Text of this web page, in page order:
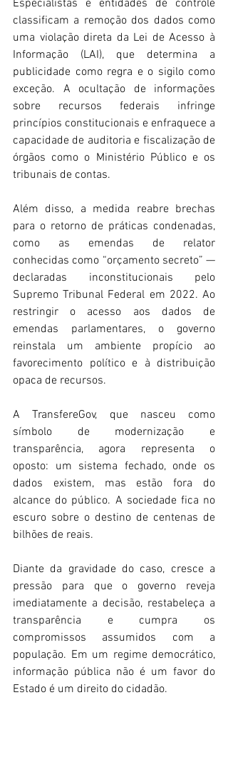
Especialistas e entidades de controle
classificam a remoção dos dados como
uma violação direta da Lei de Acesso à
Informação (LAI), que determina a
publicidade como regra e o sigilo como
exceção. A ocultação de informações
sobre recursos federais infringe
princípios constitucionais e enfraquece a
capacidade de auditoria e fiscalização de
órgãos como o Ministério Público e os
tribunais de contas.
Além disso, a medida reabre brechas
para o retorno de práticas condenadas,
como as emendas de relator
conhecidas como “orçamento secreto” —
declaradas inconstitucionais pelo
Supremo Tribunal Federal em 2022. Ao
restringir o acesso aos dados de
emendas parlamentares, o governo
reinstala um ambiente propício ao
favorecimento político e à distribuição
opaca de recursos.
A TransfereGov, que nasceu como
símbolo de modernização e
transparência, agora representa o
oposto: um sistema fechado, onde os
dados existem, mas estão fora do
alcance do público. A sociedade fica no
escuro sobre o destino de centenas de
bilhões de reais.
Diante da gravidade do caso, cresce a
pressão para que o governo reveja
imediatamente a decisão, restabeleça a
transparência e cumpra os
compromissos assumidos com a
população. Em um regime democrático,
informação pública não é um favor do
Estado é um direito do cidadão.